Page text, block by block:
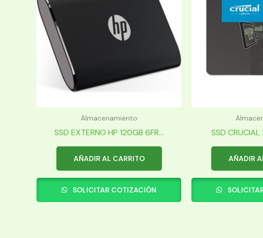
Almacenamiento
SSD EXTERNO HP 120GB 6FR...
AÑADIR AL CARRITO
SOLICITAR COTIZACIÓN
SSD
AÑADIR